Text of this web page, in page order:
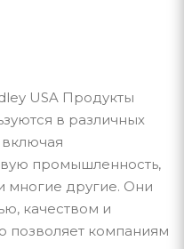
USA Продукты
в различных
промышленность,
многие другие. Они
качеством и
позволяет компаниям